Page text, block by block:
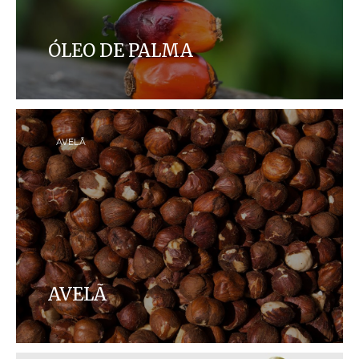
ÓLEO DE PALMA
Na Ferrero, estamos comprometidos em fornecer
óleo de palma 100% certificado pela RSPO e
rastreável até as plantações.
AVELÃ
AVELÃ
Trabalhamos para alcançar uma cadeia de
abastecimento de avelãs responsável.